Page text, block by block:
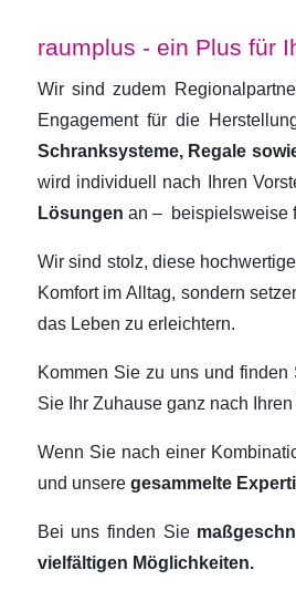
raumplus - ein Plus für
Wir sind zudem
Engagement für die
Schranksysteme, Regale
wird individuell nach Ihren
Lösungen an – beispielsweise
Wir sind stolz, diese
Komfort im Alltag, sondern
das Leben zu erleichtern.
Kommen Sie zu uns und
Sie Ihr Zuhause ganz nach
Wenn Sie nach einer
und unsere gesammelte
Bei uns finden Sie
vielfältigen Möglichkeiten.